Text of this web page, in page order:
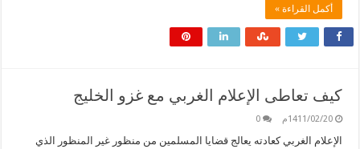
أكمل القراءة »
كيف تعاطى الإعلام الغربي مع غزو الخليج
1411/02/20م 0
الإعلام الغربي كعادته يعالج قضايا المسلمين من منظور غير المنظور الذي